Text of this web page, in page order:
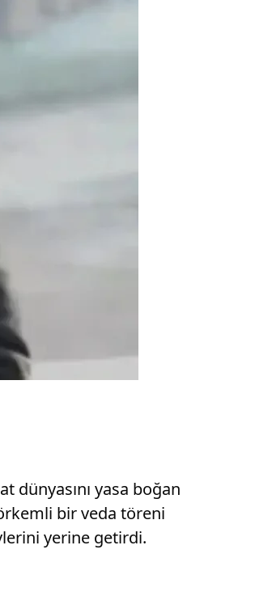
dünyasını yasa boğan
bir veda töreni
yerine getirdi.